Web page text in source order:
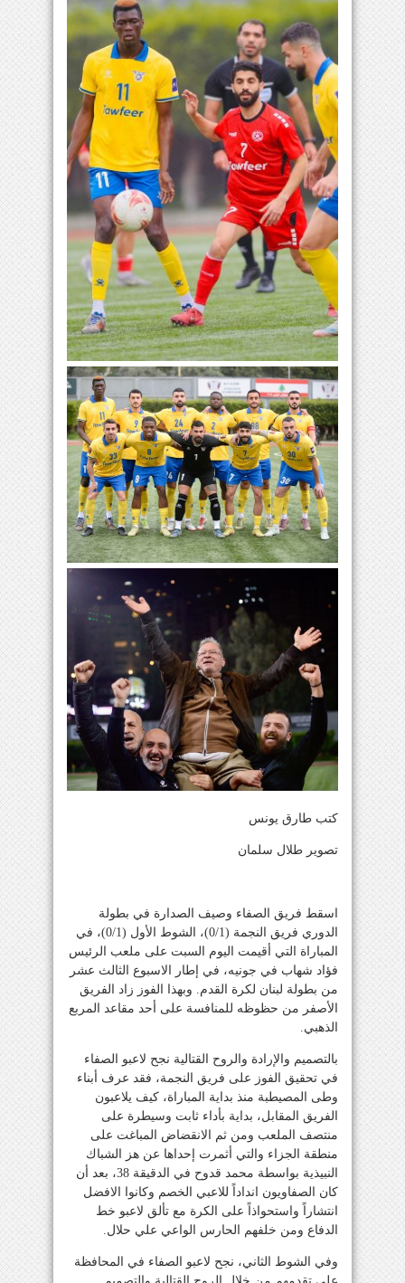
كتب طارق يونس
تصوير طلال سلمان
اسقط فريق الصفاء وصيف الصدارة في بطولة
الدوري فريق النجمة (0/1)، الشوط الأول (0/1)، في
المباراة التي أقيمت اليوم السبت على ملعب الرئيس
فؤاد شهاب في جونيه، في إطار الاسبوع الثالث عشر
من بطولة لبنان لكرة القدم. وبهذا الفوز زاد الفريق
الأصفر من حظوظه للمنافسة على أحد مقاعد المربع
الذهبي.
بالتصميم والإرادة والروح القتالية نجح لاعبو الصفاء
في تحقيق الفوز على فريق النجمة، فقد عرف أبناء
وطى المصيطبة منذ بداية المباراة، كيف يلاعبون
الفريق المقابل، بداية بأداء ثابت وسيطرة على
منتصف الملعب ومن ثم الانقضاض المباغت على
منطقة الجزاء والتي أثمرت إحداها عن هز الشباك
النبيذية بواسطة محمد قدوح في الدقيقة 38، بعد أن
كان الصفاويون انداداً للاعبي الخصم وكانوا الافضل
انتشاراً واستحواذاً على الكرة مع تألق لاعبو خط
الدفاع ومن خلفهم الحارس الواعي علي حلال.
وفي الشوط الثاني، نجح لاعبو الصفاء في المحافظة